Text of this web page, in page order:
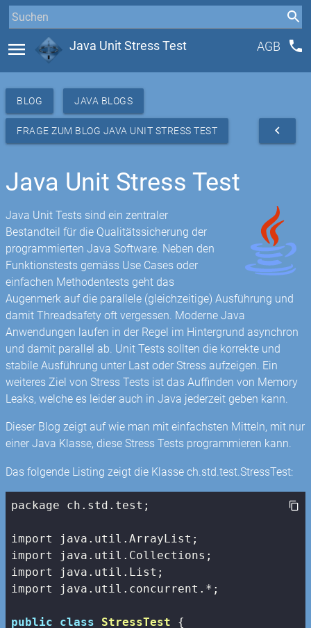
menu Java Unit Stress Test AGB phone
BLOG JAVA BLOGS
FRAGE ZUM BLOG JAVA UNIT STRESS TEST navigate_before
Java Unit Stress Test
Java Unit Tests sind ein zentraler
Bestandteil für die Qualitätssicherung der
programmierten Java Software. Neben den
Funktionstests gemäss Use Cases oder
einfachen Methodentests geht das
Augenmerk auf die parallele (gleichzeitige) Ausführung und
damit Threadsafety oft vergessen. Moderne Java
Anwendungen laufen in der Regel im Hintergrund asynchron
und damit parallel ab. Unit Tests sollten die korrekte und
stabile Ausführung unter Last oder Stress aufzeigen. Ein
weiteres Ziel von Stress Tests ist das Auffinden von Memory
Leaks, welche es leider auch in Java jederzeit geben kann.
Dieser Blog zeigt auf wie man mit einfachsten Mitteln, mit nur
einer Java Klasse, diese Stress Tests programmieren kann.
Das folgende Listing zeigt die Klasse ch.std.test.StressTest:
package ch.std.test;
import java.util.ArrayList;
import java.util.Collections;
import java.util.List;
import java.util.concurrent.*;
public class StressTest {